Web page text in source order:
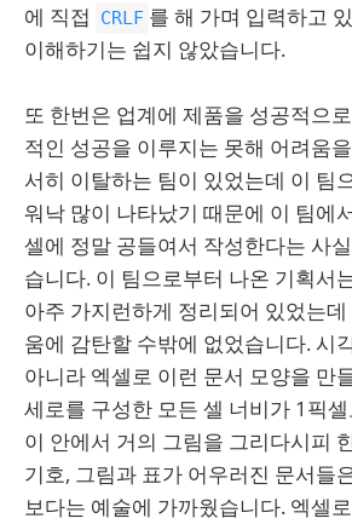
에 직접
CRLF 를 해 가며 입력하고
이해하기는 쉽지 않았습니다.
또 한번은 업계에 제품을 성공적으
적인 성공을 이루지는 못해 어려움
서히 이탈하는 팀이 있었는데 이 팀
워낙 많이 나타났기 때문에 이 팀에
셀에 정말 공들여서 작성한다는 사
습니다. 이 팀으로부터 나온 기획서
아주 가지런하게 정리되어 있었는
움에 감탄할 수밖에 없었습니다. 시
아니라 엑셀로 이런 문서 모양을 만
세로를 구성한 모든 셀 너비가 1픽
이 안에서 거의 그림을 그리다시피
기호, 그림과 표가 어우러진 문서들
보다는 예술에 가까웠습니다. 엑셀